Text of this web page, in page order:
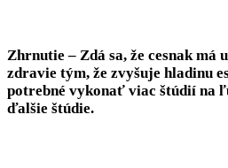
Zhrnutie – Zdá sa, že cesnak má
zdravie tým, že zvyšuje hladinu
potrebné vykonať viac štúdií na
ďalšie štúdie.